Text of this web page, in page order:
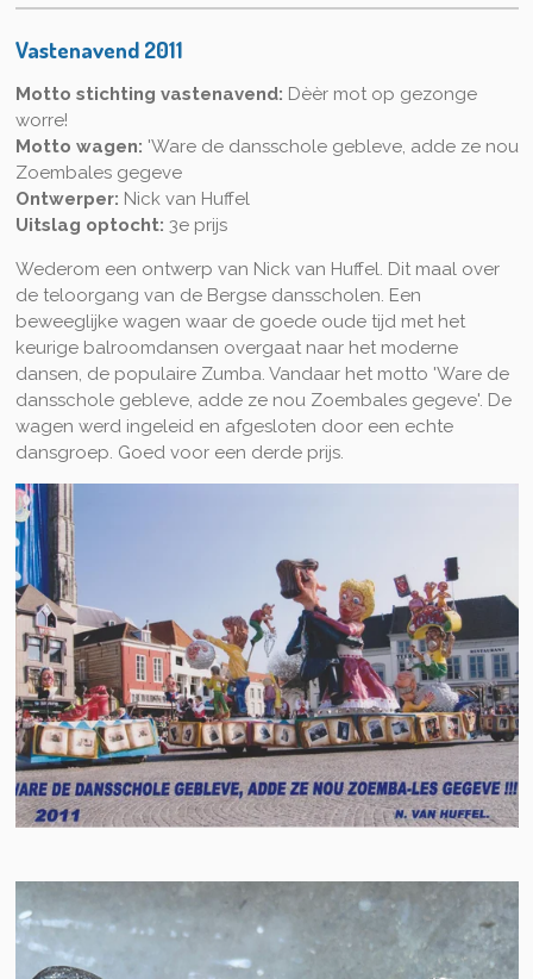
Vastenavend 2011
Motto stichting vastenavend: Dèèr mot op gezonge
worre!
Motto wagen: 'Ware de dansschole gebleve, adde ze nou
Zoembales gegeve
Ontwerper: Nick van Huffel
Uitslag optocht: 3e prijs
Wederom een ontwerp van Nick van Huffel. Dit maal over
de teloorgang van de Bergse dansscholen. Een
beweeglijke wagen waar de goede oude tijd met het
keurige balroomdansen overgaat naar het moderne
dansen, de populaire Zumba. Vandaar het motto 'Ware de
dansschole gebleve, adde ze nou Zoembales gegeve'. De
wagen werd ingeleid en afgesloten door een echte
dansgroep. Goed voor een derde prijs.